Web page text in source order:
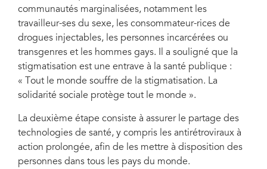
communautés marginalisées, notamment les
travailleur-ses du sexe, les consommateur-rices de
drogues injectables, les personnes incarcérées ou
transgenres et les hommes gays. Il a souligné que la
stigmatisation est une entrave à la santé publique :
« Tout le monde souffre de la stigmatisation. La
solidarité sociale protège tout le monde ».
La deuxième étape consiste à assurer le partage des
technologies de santé, y compris les antirétroviraux à
action prolongée, afin de les mettre à disposition des
personnes dans tous les pays du monde.